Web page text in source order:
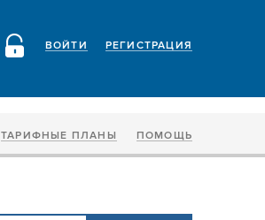
РЕГИСТРАЦИЯ
ВОЙТИ
ТАРИФНЫЕ ПЛАНЫ ПОМОЩЬ